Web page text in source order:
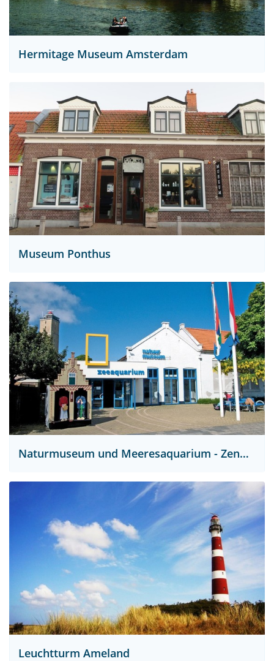
Hermitage Museum Amsterdam
Museum Ponthus
Naturmuseum und Meeresaquarium - Zentrum für Natur und Landschaft
Leuchtturm Ameland